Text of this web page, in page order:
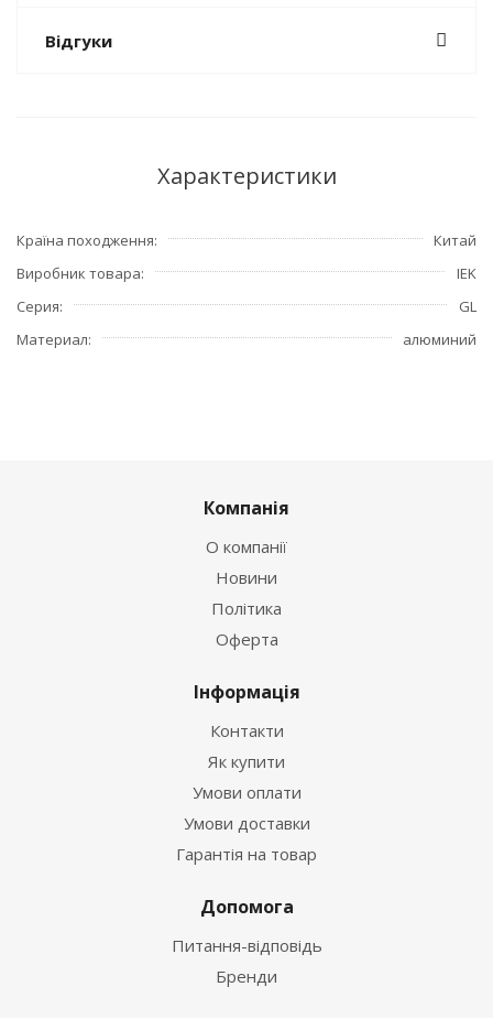
Відгуки
Характеристики
Країна походження
Китай
Виробник товара
IEK
Серия
GL
Материал
алюминий
Компанія
О компанії
Новини
Політика
Оферта
Інформація
Контакти
Як купити
Умови оплати
Умови доставки
Гарантія на товар
Допомога
Питання-відповідь
Бренди